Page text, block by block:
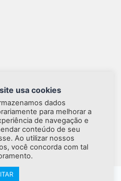
usa cookies
dados
para melhorar a
de navegação e
conteúdo de seu
Ao utilizar nossos
você concorda com tal